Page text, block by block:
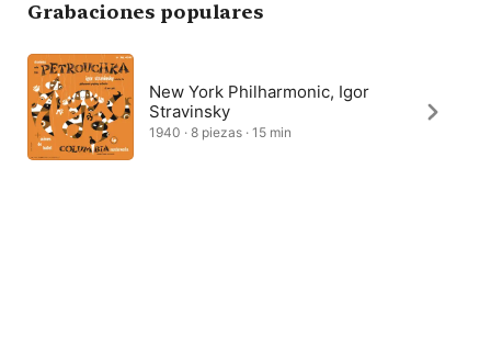
Grabaciones populares
New York Philharmonic, Igor
Stravinsky
1940 · 8 piezas · 15 min